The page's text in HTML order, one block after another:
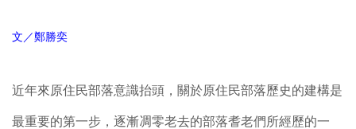
文／鄭勝奕
近年來原住民部落意識抬頭，關於原住民部落歷史的建構是
最重要的第一步，逐漸凋零老去的部落耆老們所經歷的一